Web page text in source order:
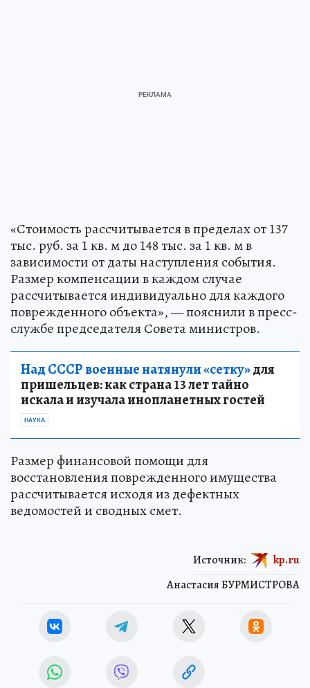
«Стоимость рассчитывается в пределах от 137
тыс. руб. за 1 кв. м до 148 тыс. за 1 кв. м в
зависимости от даты наступления события.
Размер компенсации в каждом случае
рассчитывается индивидуально для каждого
поврежденного объекта», — пояснили в пресс-
службе председателя Совета министров.
Над СССР военные натянули «сетку»для
пришельцев: как страна 13 лет тайно
искала и изучала инопланетных гостей
НАУКА
Размер финансовой помощи для
восстановления поврежденного имущества
рассчитывается исходя из дефектных
ведомостей и сводных смет.
Анастасия БУРМИСТРОВА
Источник: kp.ru